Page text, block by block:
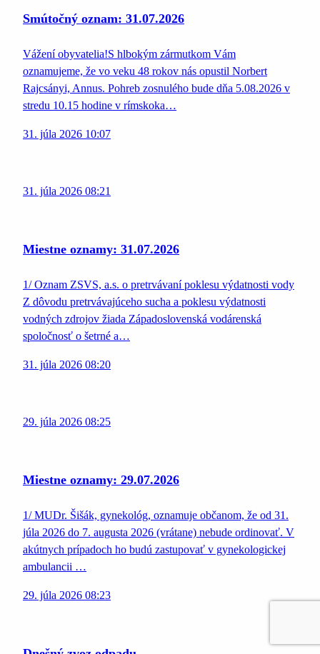
Smútočný oznam: 31.07.2026
Vážení obyvatelia!S hlbokým zármutkom Vám
oznamujeme, že vo veku 48 rokov nás opustil Norbert
Rajcsányi, Annus. Pohreb zosnulého bude dňa 5.08.2026 v
stredu 10.15 hodine v rímskoka…
31. júla 2026 10:07
31. júla 2026 08:21
Miestne oznamy: 31.07.2026
1/ Oznam ZSVS, a.s. o pretrvávaní poklesu výdatnosti vody
Z dôvodu pretrvávajúceho sucha a poklesu výdatnosti
vodných zdrojov žiada Západoslovenská vodárenská
spoločnosť o šetrné a…
31. júla 2026 08:20
29. júla 2026 08:25
Miestne oznamy: 29.07.2026
1/ MUDr. Šišák, gynekológ, oznamuje občanom, že od 31.
júla 2026 do 7. augusta 2026 (vrátane) nebude ordinovať. V
akútnych prípadoch ho budú zastupovať v gynekologickej
ambulancii …
29. júla 2026 08:23